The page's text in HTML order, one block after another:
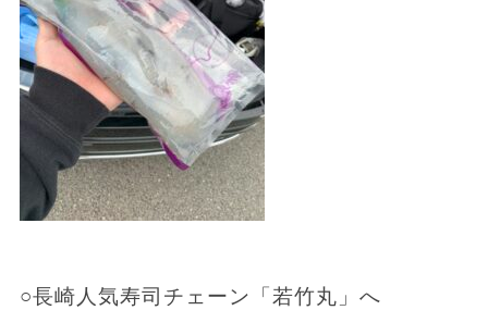
○長崎人気寿司チェーン「若竹丸」へ